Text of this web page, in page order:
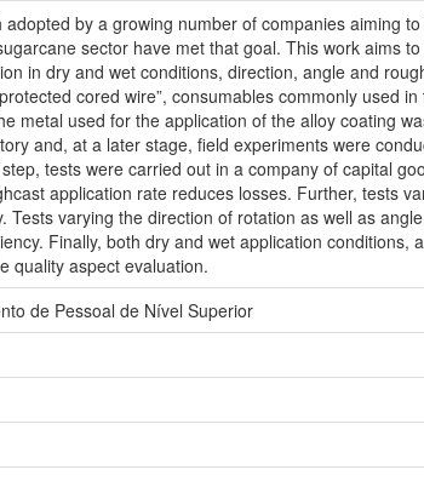
by a growing number of companies aiming
sector have met that goal. This work aims
in dry and wet conditions, direction, angle and
cored wire”, consumables commonly used
metal used for the application of the alloy coating
and, at a later stage, field experiments were
tests were carried out in a company of capital
application rate reduces losses. Further, tests
Tests varying the direction of rotation as well as
Finally, both dry and wet application conditions,
quality aspect evaluation.
de Pessoal de Nível Superior